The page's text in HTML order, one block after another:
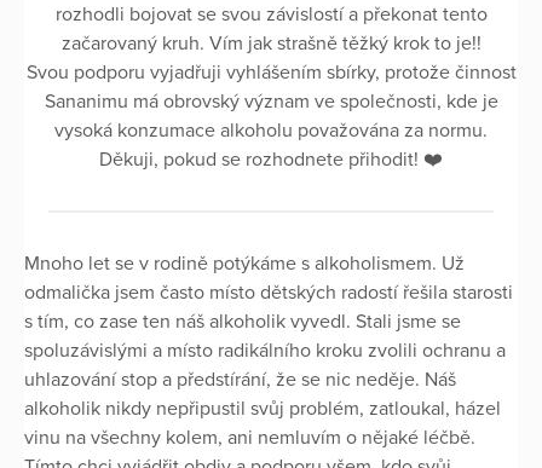
rozhodli bojovat se svou závislostí a překonat tento
začarovaný kruh. Vím jak strašně těžký krok to je!!
Svou podporu vyjadřuji vyhlášením sbírky, protože činnost
Sananimu má obrovský význam ve společnosti, kde je
vysoká konzumace alkoholu považována za normu.
Děkuji, pokud se rozhodnete přihodit! ❤️
Mnoho let se v rodině potýkáme s alkoholismem. Už
odmalička jsem často místo dětských radostí řešila starosti
s tím, co zase ten náš alkoholik vyvedl. Stali jsme se
spoluzávislými a místo radikálního kroku zvolili ochranu a
uhlazování stop a předstírání, že se nic neděje. Náš
alkoholik nikdy nepřipustil svůj problém, zatloukal, házel
vinu na všechny kolem, ani nemluvím o nějaké léčbě.